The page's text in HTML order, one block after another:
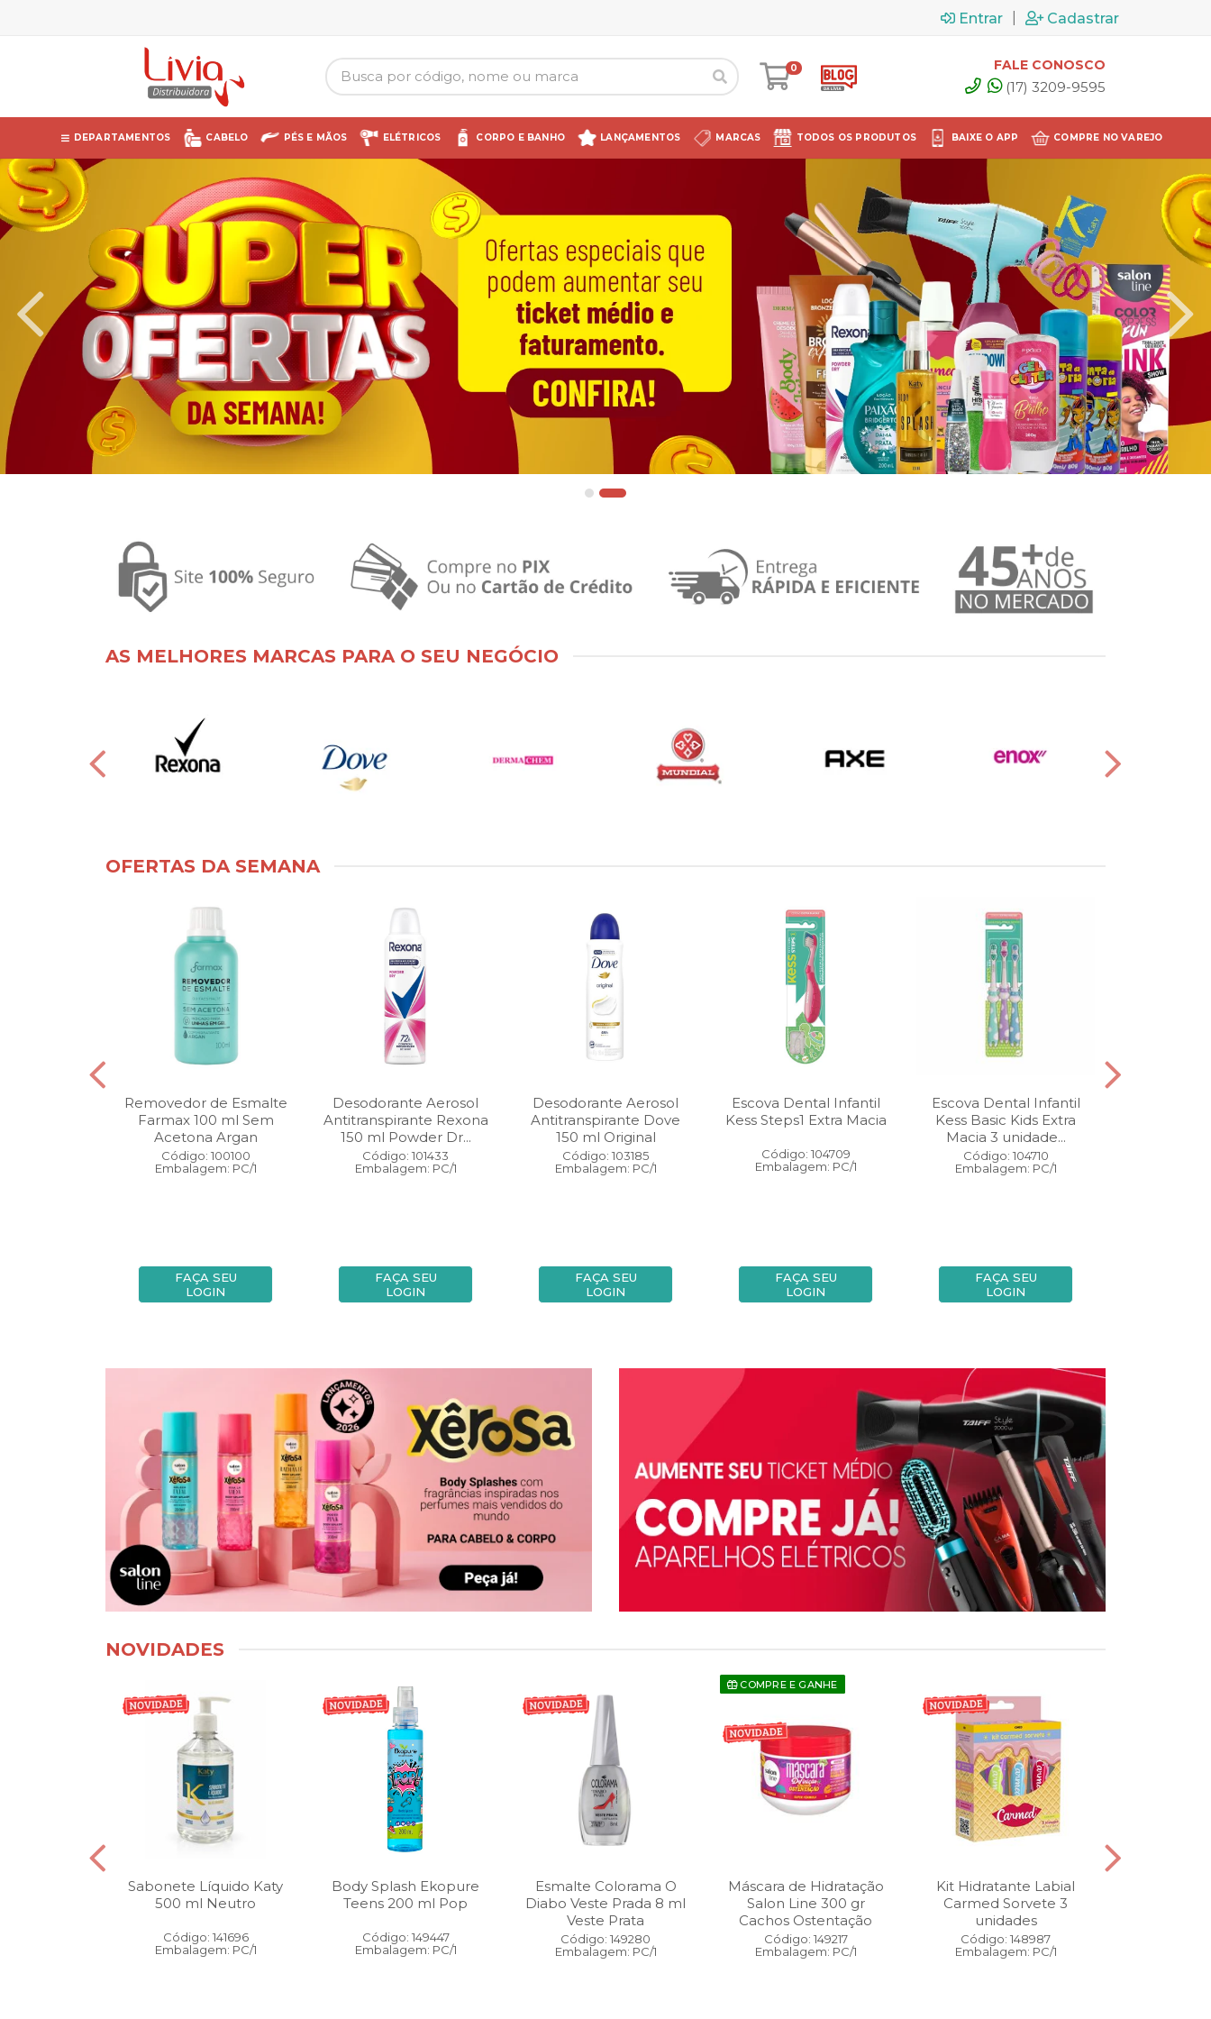
Entrar Cadastrar
0 FALE CONOSCO
(17) 3209-9595
DEPARTAMENTOS CABELO PÉS E MÃOS ELÉTRICOS CORPO E BANHO LANÇAMENTOS MARCAS TODOS OS PRODUTOS BAIXE O APP COMPRE NO VAREJO
AS MELHORES MARCAS PARA O SEU NEGÓCIO
OFERTAS DA SEMANA
Removedor de Esmalte
Farmax 100 ml Sem
Acetona Argan
Código: 100100
Embalagem: PC/1
FAÇA SEU
LOGIN
Desodorante Aerosol
Antitranspirante Rexona
150 ml Powder Dr...
Código: 101433
Embalagem: PC/1
FAÇA SEU
LOGIN
Desodorante Aerosol
Antitranspirante Dove
150 ml Original
Código: 103185
Embalagem: PC/1
FAÇA SEU
LOGIN
Escova Dental Infantil
Kess Steps1 Extra Macia
Código: 104709
Embalagem: PC/1
FAÇA SEU
LOGIN
Escova Dental Infantil
Kess Basic Kids Extra
Macia 3 unidade...
Código: 104710
Embalagem: PC/1
FAÇA SEU
LOGIN
NOVIDADES
Sabonete Líquido Katy
500 ml Neutro
Código: 141696
Embalagem: PC/1
Body Splash Ekopure
Teens 200 ml Pop
Código: 149447
Embalagem: PC/1
Esmalte Colorama O
Diabo Veste Prada 8 ml
Veste Prata
Código: 149280
Embalagem: PC/1
COMPRE E GANHE
Máscara de Hidratação
Salon Line 300 gr
Cachos Ostentação
Código: 149217
Embalagem: PC/1
Kit Hidratante Labial
Carmed Sorvete 3
unidades
Código: 148987
Embalagem: PC/1